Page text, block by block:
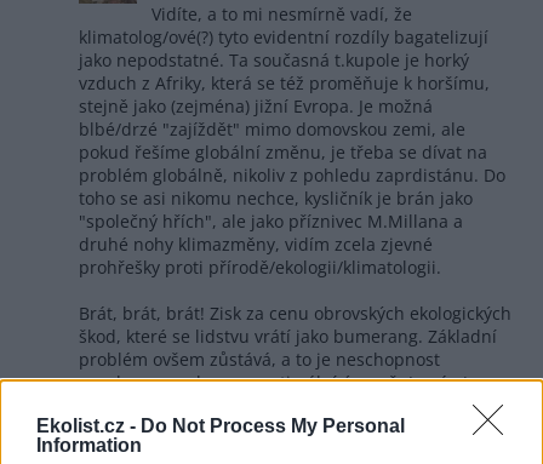
Ekolist.cz - Do Not Process My Personal
Information
Vidíte, a to mi nesmírně vadí, že
klimatolog/ové(?) tyto evidentní rozdíly bagatelizují
jako nepodstatné. Ta současná t.kupole je horký
vzduch z Afriky, která se též proměňuje k horšímu,
stejně jako (zejména) jižní Evropa. Je možná
blbé/drzé "zajíždět" mimo domovskou zemi, ale
pokud řešíme globální změnu, je třeba se dívat na
problém globálně, nikoliv z pohledu zaprdistánu. Do
toho se asi nikomu nechce, kysličník je brán jako
"společný hřích", ale jako příznivec M.Millana a
druhé nohy klimazměny, vidím zcela zjevné
prohřešky proti přírodě/ekologii/klimatologii.
Brát, brát, brát! Zisk za cenu obrovských ekologických
škod, které se lidstvu vrátí jako bumerang. Základní
problém ovšem zůstává, a to je neschopnost
regulace populace na optimální úroveň. Je nás (na
světě) 3-4x více, než by mělo být. Intenzivně čerpáme
zdroje, a to včetně těch, které by měly být posvátné...
Pokračování příště.